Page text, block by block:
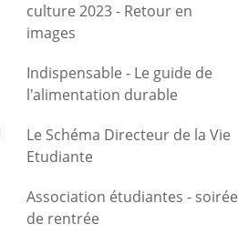
culture 2023 - Retour en
images
Indispensable - Le guide de
l'alimentation durable
Le Schéma Directeur de la Vie
Etudiante
Association étudiantes - soirée
de rentrée